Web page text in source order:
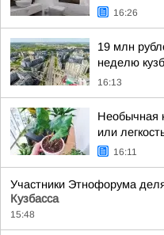
16:26
19 млн
неделю
16:13
Необычная
или
16:11
Участники Этнофорума
Кузбасса
15:48